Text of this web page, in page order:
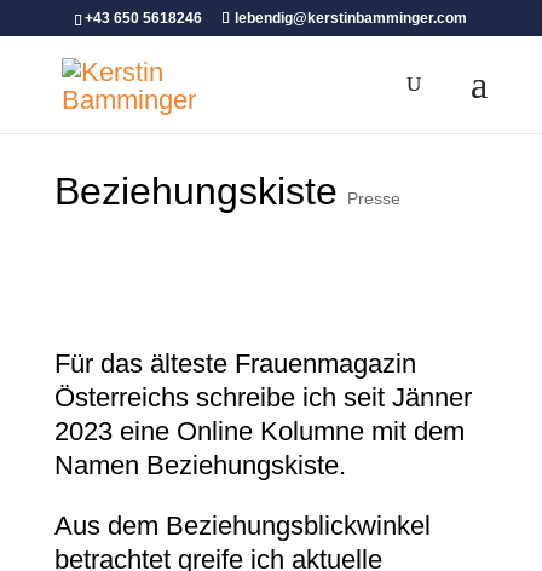
+43 650 5618246 lebendig@kerstinbamminger.com
Beziehungskiste Presse
Für das älteste Frauenmagazin
Österreichs schreibe ich seit Jänner
2023 eine Online Kolumne mit dem
Namen Beziehungskiste.
Aus dem Beziehungsblickwinkel
betrachtet greife ich aktuelle